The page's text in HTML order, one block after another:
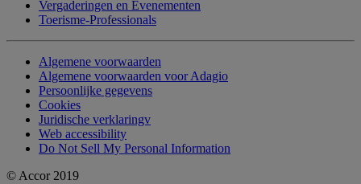
Vergaderingen en Evenementen
Toerisme-Professionals
Algemene voorwaarden
Algemene voorwaarden voor Adagio
Persoonlijke gegevens
Cookies
Juridische verklaringv
Web accessibility
Do Not Sell My Personal Information
© Accor 2019